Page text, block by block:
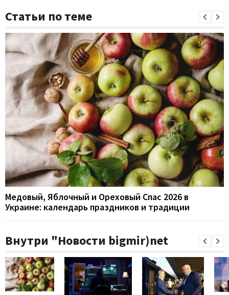
Статьи по теме
Медовый, Яблочный и Ореховый Спас 2026 в
Украине: календарь праздников и традиции
Внутри "Новости bigmir)net